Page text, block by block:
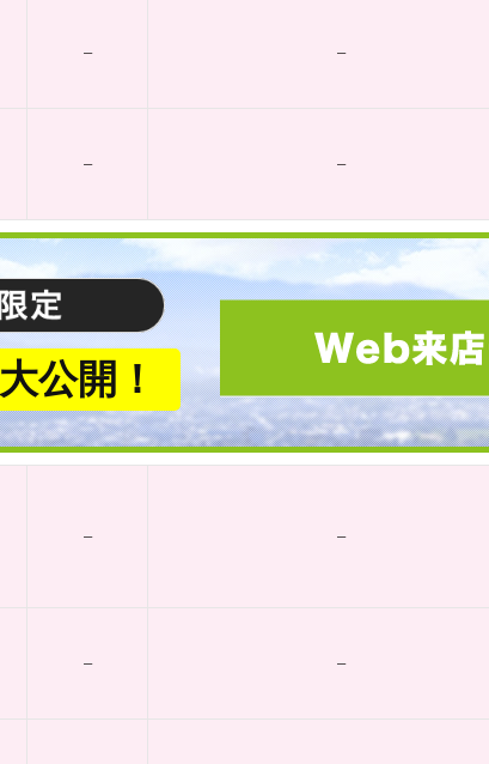
– –
– –
大公開！
– –
– –